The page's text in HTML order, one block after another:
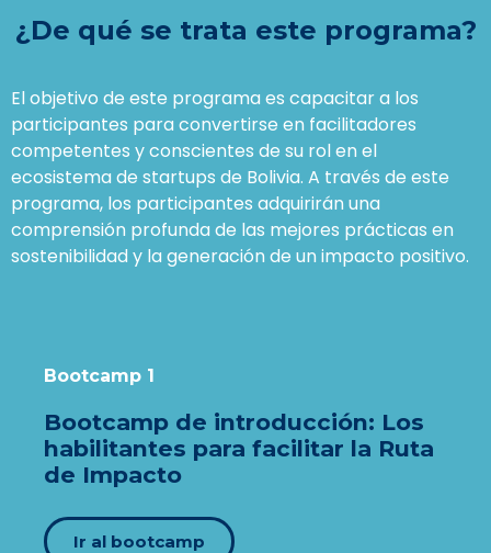
¿De qué se trata este programa?
El objetivo de este programa es capacitar a los
participantes para convertirse en facilitadores
competentes y conscientes de su rol en el
ecosistema de startups de Bolivia. A través de este
programa, los participantes adquirirán una
comprensión profunda de las mejores prácticas en
sostenibilidad y la generación de un impacto positivo.
Bootcamp 1
Bootcamp de introducción: Los
habilitantes para facilitar la Ruta
de Impacto
Ir al bootcamp